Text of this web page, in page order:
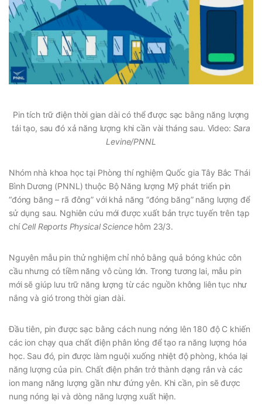
Pin tích trữ điện thời gian dài có thể được sạc bằng năng lượng
tái tạo, sau đó xả năng lượng khi cần vài tháng sau. Video: Sara
Levine/PNNL
Nhóm nhà khoa học tại Phòng thí nghiệm Quốc gia Tây Bắc Thái
Bình Dương (PNNL) thuộc Bộ Năng lượng Mỹ phát triển pin
“đóng băng – rã đông” với khả năng “đóng băng” năng lượng để
sử dụng sau. Nghiên cứu mới được xuất bản trực tuyến trên tạp
chíCell Reports Physical Science hôm 23/3.
Nguyên mẫu pin thử nghiệm chỉ nhỏ bằng quả bóng khúc côn
cầu nhưng có tiềm năng vô cùng lớn. Trong tương lai, mẫu pin
mới sẽ giúp lưu trữ năng lượng từ các nguồn không liên tục như
nắng và gió trong thời gian dài.
Đầu tiên, pin được sạc bằng cách nung nóng lên 180 độ C khiến
các ion chạy qua chất điện phân lỏng để tạo ra năng lượng hóa
học. Sau đó, pin được làm nguội xuống nhiệt độ phòng, khóa lại
năng lượng của pin. Chất điện phân trở thành dạng rắn và các
ion mang năng lượng gần như đứng yên. Khi cần, pin sẽ được
nung nóng lại và dòng năng lượng xuất hiện.